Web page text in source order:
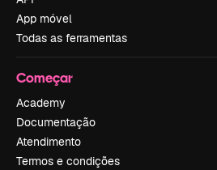
App móvel
Todas as ferramentas
Começar
Academy
Documentação
Atendimento
Termos e condições